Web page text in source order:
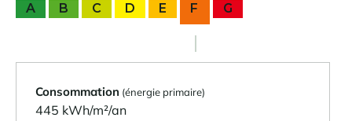
A B C D E F G
Consommation (énergie primaire)
445 kWh/m²/an